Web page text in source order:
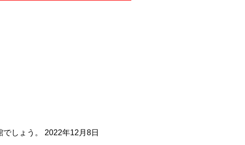
しょう。 2022年12月8日